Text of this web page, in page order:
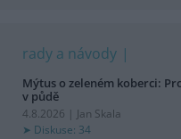
rady a návody
Mýtus o zeleném koberci:
v půdě
4.8.2026 | Jan Skala
Diskuse: 34